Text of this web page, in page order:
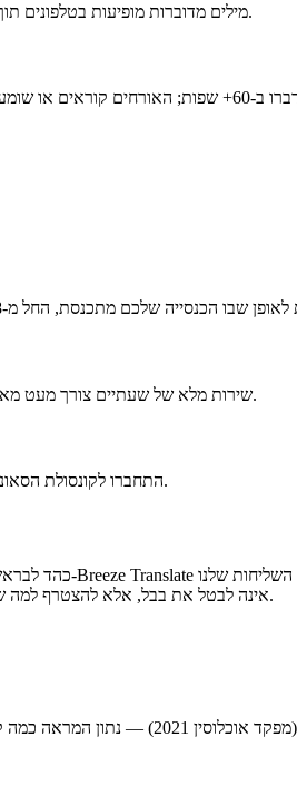
מילים מדוברות מופיעות בטלפונים תוך שניות — שיהוי נמוך מספיק כדי לעקוב אחר דרשה בזמן אמת.
שירות מלא של שעתיים צורך מעט מאוד נתונים סלולריים — פועל גם בחיבורים איטיים או לא יציבים.
התחברו לקונסולת הסאונד לאיכות המרבית, או התחילו פשוט עם טלפון או מיקרופון דש.
אינה לבטל את בבל, אלא להצטרף למה שאלוהים כבר עושה: לעזור לכל שבט ולשון לשמוע את הבשורה.
לגישה קלה יותר לשפת השירות